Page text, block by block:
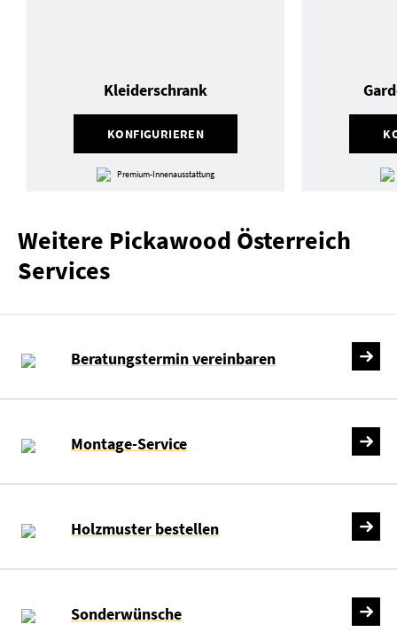
KONFIGURIEREN
Kleiderschrank
Premium-Innenausstattung
Weitere Pickawood Österreich
Services
Beratungstermin vereinbaren
Montage-Service
Holzmuster bestellen
Sonderwünsche